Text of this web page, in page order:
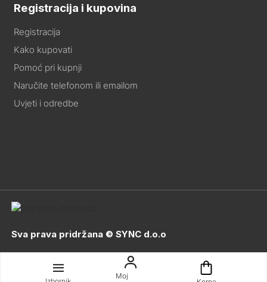
Moj
Registracija i kupovina
Registracija
Kako kupovati
Pomoć pri kupnji
Naručite telefonom ili emailom
Uvjeti i odredbe
Sva prava pridržana © SYNC d.o.o